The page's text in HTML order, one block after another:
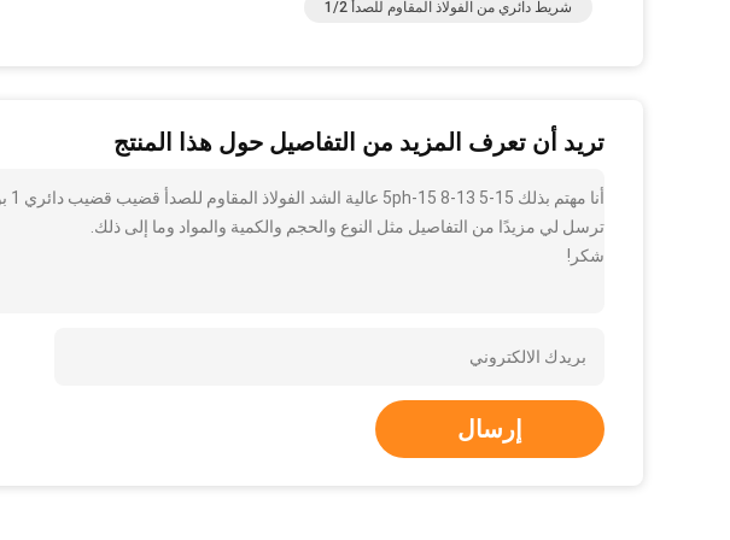
شريط دائري من الفولاذ المقاوم للصدأ 1/2
تريد أن تعرف المزيد من التفاصيل حول هذا المنتج
ترسل لي مزيدًا من التفاصيل مثل النوع والحجم والكمية والمواد وما إلى ذلك.
شكر!
إرسال